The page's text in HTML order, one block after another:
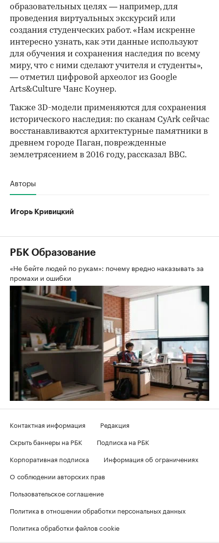
образовательных целях — например, для
проведения виртуальных экскурсий или
создания студенческих работ. «Нам искренне
интересно узнать, как эти данные используют
для обучения и сохранения наследия по всему
миру, что с ними сделают учителя и студенты»,
— отметил цифровой археолог из Google
Arts&Culture Чанс Коунер.
Также 3D-модели применяются для сохранения
исторического наследия: по сканам CyArk сейчас
восстанавливаются архитектурные памятники в
древнем городе Паган, поврежденные
землетрясением в 2016 году, рассказал BBC.
Авторы
Игорь Кривицкий
РБК Образование
«Не бейте людей по рукам»: почему вредно наказывать за
промахи и ошибки
Контактная информация
Редакция
Скрыть баннеры на РБК
Подписка на РБК
Корпоративная подписка
Информация об ограничениях
О соблюдении авторских прав
Пользовательское соглашение
Политика в отношении обработки персональных данных
Политика обработки файлов cookie